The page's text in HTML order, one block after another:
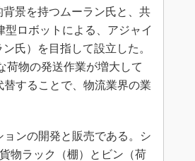
景を持つムーラン氏と、共
型ロボットによる、アジャイ
氏）を目指して設立した。
荷物の発送作業が増大して
することで、物流業界の業
ンの開発と販売である。シ
物ラック（棚）とビン（荷